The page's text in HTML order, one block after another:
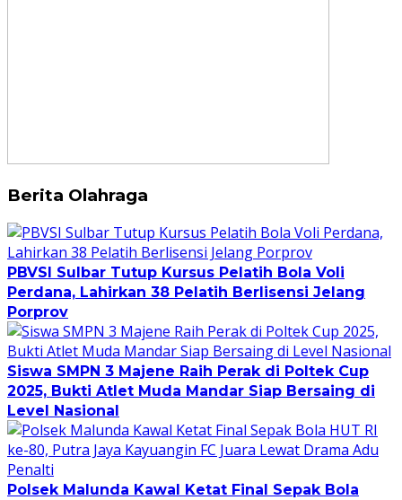
Berita Olahraga
PBVSI Sulbar Tutup Kursus Pelatih Bola Voli
Perdana, Lahirkan 38 Pelatih Berlisensi Jelang
Porprov
Siswa SMPN 3 Majene Raih Perak di Poltek Cup
2025, Bukti Atlet Muda Mandar Siap Bersaing di
Level Nasional
Polsek Malunda Kawal Ketat Final Sepak Bola